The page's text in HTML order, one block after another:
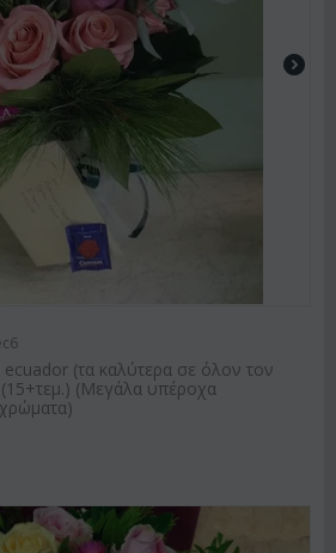
(τα καλύτερα σε όλον τον
(Μεγάλα υπέροχα